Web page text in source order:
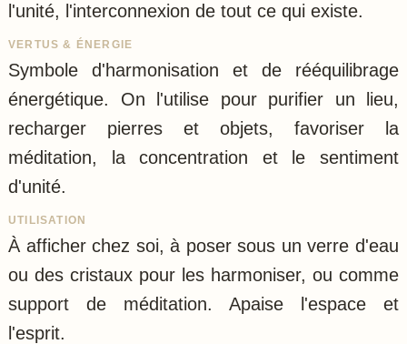
l'unité, l'interconnexion de tout ce qui existe.
VERTUS & ÉNERGIE
Symbole d'harmonisation et de rééquilibrage
énergétique. On l'utilise pour purifier un lieu,
recharger pierres et objets, favoriser la
méditation, la concentration et le sentiment
d'unité.
UTILISATION
À afficher chez soi, à poser sous un verre d'eau
ou des cristaux pour les harmoniser, ou comme
support de méditation. Apaise l'espace et
l'esprit.